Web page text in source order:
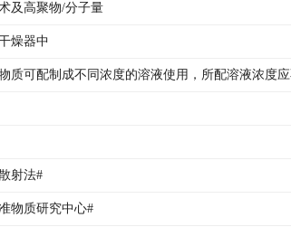
及高聚物/分子量
燥器中
质可配制成不同浓度的溶液使用，所配溶液浓度
射法#
物质研究中心#